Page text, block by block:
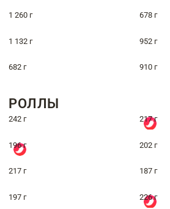
1 260 г 678 г
1 132 г 952 г
682 г 910 г
РОЛЛЫ
242 г 217 г
196 г 202 г
217 г 187 г
197 г 226 г